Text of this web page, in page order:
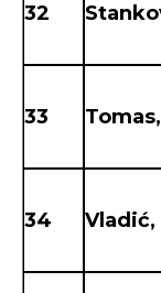
32
33
34 Vladić,